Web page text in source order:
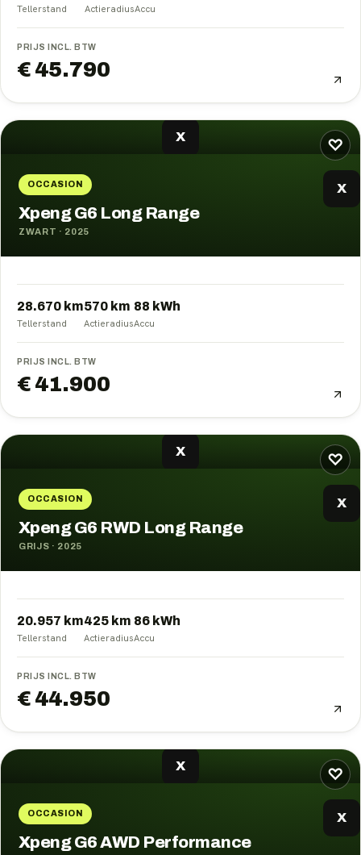
Tellerstand ActieradiusAccu
PRIJS INCL. BTW
€ 45.790
♡
X
OCCASION X
Xpeng G6 Long Range
ZWART · 2025
28.670 km
Tellerstand
570 km
Actieradius
88 kWh
Accu
PRIJS INCL. BTW
€ 41.900
♡
X
OCCASION X
Xpeng G6 RWD Long Range
GRIJS · 2025
20.957 km
Tellerstand
425 km
Actieradius
86 kWh
Accu
PRIJS INCL. BTW
€ 44.950
♡
X
OCCASION X
Xpeng G6 AWD Performance